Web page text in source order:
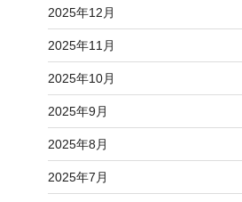
2025年12月
2025年11月
2025年10月
2025年9月
2025年8月
2025年7月